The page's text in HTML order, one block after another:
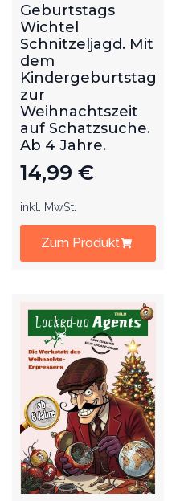
Geburtstags
Wichtel
Schnitzeljagd. Mit
dem
Kindergeburtstag
zur
Weihnachtszeit
auf Schatzsuche.
Ab 4 Jahre.
14,99 €
inkl. MwSt.
Zum Produkt